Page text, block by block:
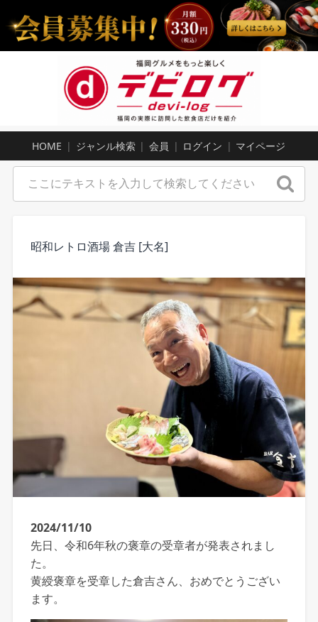
HOME ジャンル検索 会員 ログイン マイページ
昭和レトロ酒場 倉吉 [大名]
2024/11/10
先日、令和6年秋の褒章の受章者が発表されまし
た。
黄綬褒章を受章した倉吉さん、おめでとうござい
ます。